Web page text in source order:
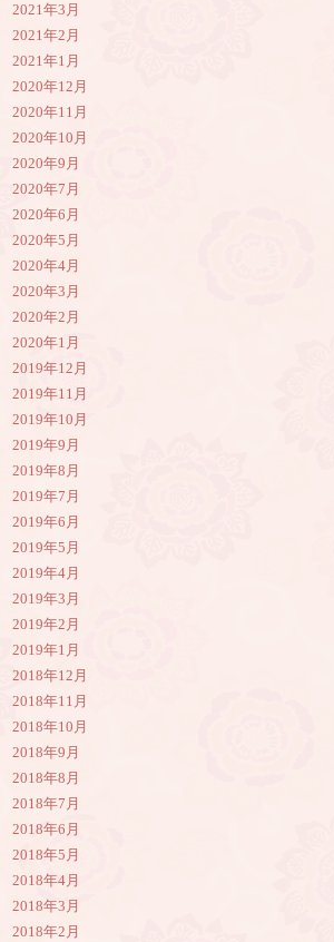
2021年3月
2021年2月
2021年1月
2020年12月
2020年11月
2020年10月
2020年9月
2020年7月
2020年6月
2020年5月
2020年4月
2020年3月
2020年2月
2020年1月
2019年12月
2019年11月
2019年10月
2019年9月
2019年8月
2019年7月
2019年6月
2019年5月
2019年4月
2019年3月
2019年2月
2019年1月
2018年12月
2018年11月
2018年10月
2018年9月
2018年8月
2018年7月
2018年6月
2018年5月
2018年4月
2018年3月
2018年2月